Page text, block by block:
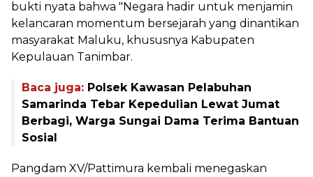
bukti nyata bahwa "Negara hadir untuk menjamin
kelancaran momentum bersejarah yang dinantikan
masyarakat Maluku, khususnya Kabupaten
Kepulauan Tanimbar.
Baca juga: Polsek Kawasan Pelabuhan
Samarinda Tebar Kepedulian Lewat Jumat
Berbagi, Warga Sungai Dama Terima Bantuan
Sosial
Pangdam XV/Pattimura kembali menegaskan